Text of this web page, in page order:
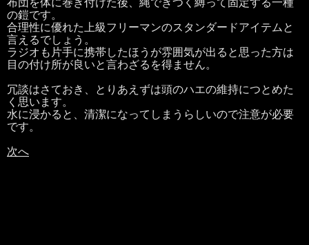
の鎧です。
合理性に優れた上級フリーマンのスタンダードアイテムと
言えるでしょう。
ラジオも片手に携帯したほうが雰囲気が出ると思った方は
目の付け所が良いと言わざるを得ません。
冗談はさておき、とりあえずは頭のハエの維持につとめた
く思います。
水に浸かると、清潔になってしまうらしいので注意が必要
です。
次へ